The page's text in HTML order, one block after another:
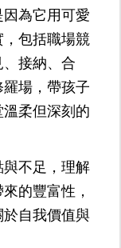
因為它用可愛
包括職場競
接納、合
場， 帶孩子
柔但深刻的
不足，理解
的豐富性，
自我價值與